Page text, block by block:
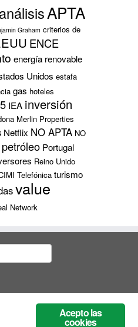
análisisAPTA
Graham criterios de
ENCE
energía renovable
Unidos estafa
gas hoteles
IEA inversión
Merlin Properties
Netflix NO APTA NO
petróleo Portugal
Reino Unido
Telefónica turismo
value
Network
Acepto las
cookies